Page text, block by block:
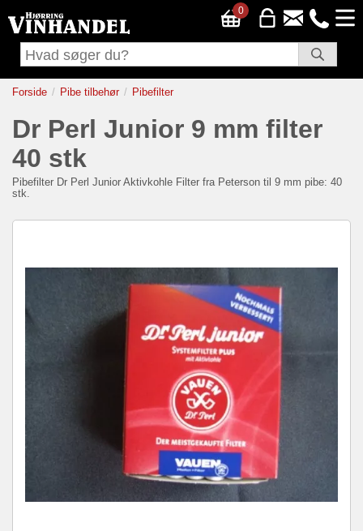
0
Forside Pibe tilbehør Pibefilter
Dr Perl Junior 9 mm filter
40 stk
Pibefilter Dr Perl Junior Aktivkohle Filter fra Peterson til 9 mm pibe: 40
stk.